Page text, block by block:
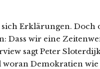
Erklärungen. Doch
Dass wir eine
sagt Peter
woran Demokratien